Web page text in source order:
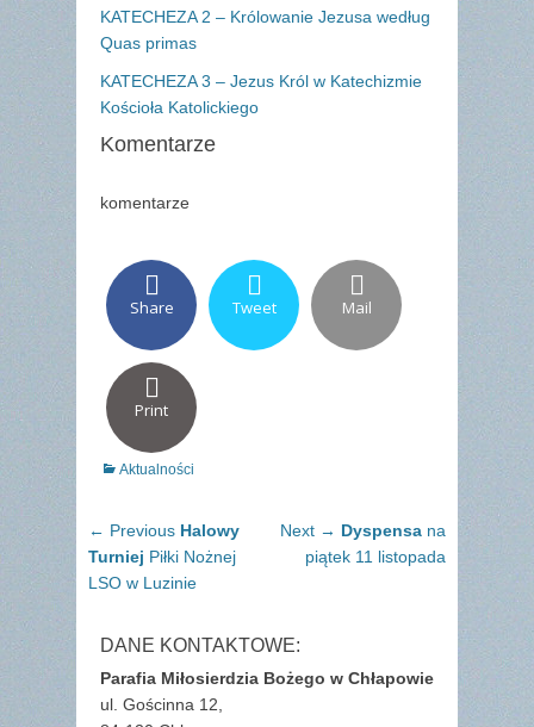
KATECHEZA 2 – Królowanie Jezusa według
Quas primas
KATECHEZA 3 – Jezus Król w Katechizmie
Kościoła Katolickiego
Komentarze
komentarze
Share Tweet Mail
Print
Categories
Aktualności
Nawigacja
wpisu
← Previous Previous
post:
Halowy
Turniej Piłki Nożnej
LSO w Luzinie
Next → Next
post:
Dyspensa na
piątek 11 listopada
DANE KONTAKTOWE:
Parafia Miłosierdzia Bożego w Chłapowie
ul. Gościnna 12,